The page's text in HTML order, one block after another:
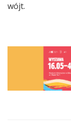
wójt.